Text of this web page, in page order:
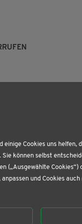
Cookies uns
können selbst
(„Ausgewählte
und Cookies